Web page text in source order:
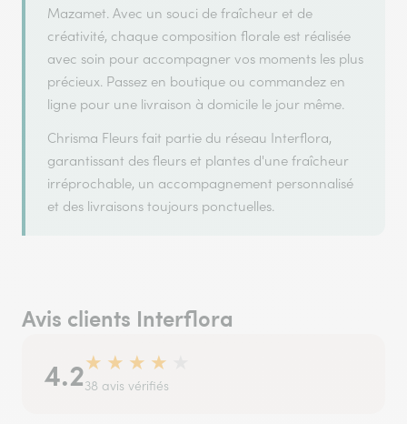
Mazamet. Avec un souci de fraîcheur et de
créativité, chaque composition florale est réalisée
avec soin pour accompagner vos moments les plus
précieux. Passez en boutique ou commandez en
ligne pour une livraison à domicile le jour même.
Chrisma Fleurs fait partie du réseau Interflora,
garantissant des fleurs et plantes d'une fraîcheur
irréprochable, un accompagnement personnalisé
et des livraisons toujours ponctuelles.
Avis clients Interflora
4.2★ ★ ★ ★
38 avis vérifiés